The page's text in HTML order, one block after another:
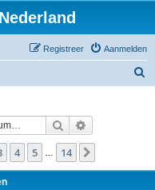
Aanmelden
Registreer
Zoek
14
4 5 14